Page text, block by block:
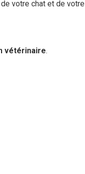
votre chat et de votre
vétérinaire.